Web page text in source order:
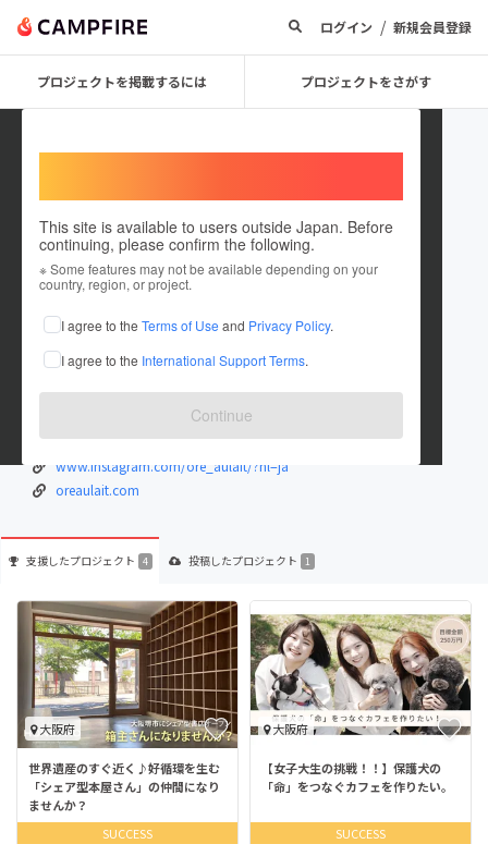
ログイン / 新規会員登録
プロジェクトを掲載するには プロジェクトをさがす
This site is available to users outside Japan. Before
continuing, please confirm the following.
※ Some features may not be available depending on your
country, region, or project.
I agree to the Terms of Use and Privacy Policy.
I agree to the International Support Terms.
Continue
ore_aulait
これまでに4回支援して1件のプロジェクトを投稿しています
在住国：日本 現在地：大阪府
出身国：日本 出身地：大阪府
www.instagram.com/ore_aulait/?hl=ja
oreaulait.com
支援したプロジェクト 4 投稿したプロジェクト 1
大阪府
世界遺産のすぐ近く♪好循環を生む
「シェア型本屋さん」の仲間になり
ませんか？
SUCCESS
大阪府
【女子大生の挑戦！！】保護犬の
「命」をつなぐカフェを作りたい。
SUCCESS